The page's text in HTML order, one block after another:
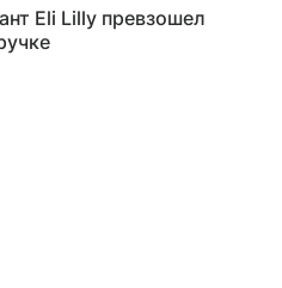
Eli Lilly превзошел